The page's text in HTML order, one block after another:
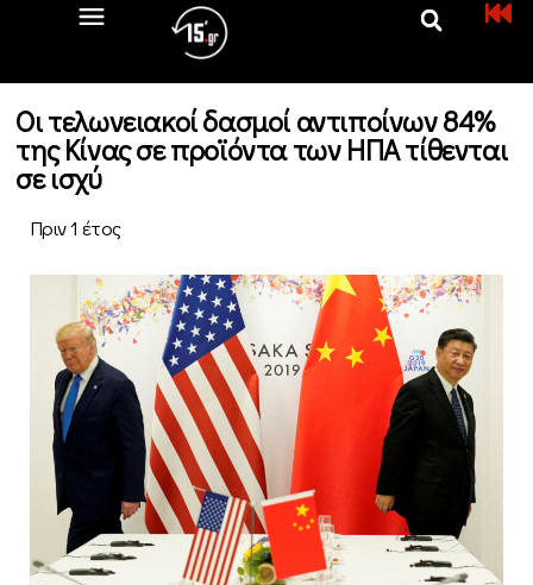
Οι τελωνειακοί δασμοί αντιποίνων 84%
της Κίνας σε προϊόντα των ΗΠΑ τίθενται
σε ισχύ
Πριν 1 έτος